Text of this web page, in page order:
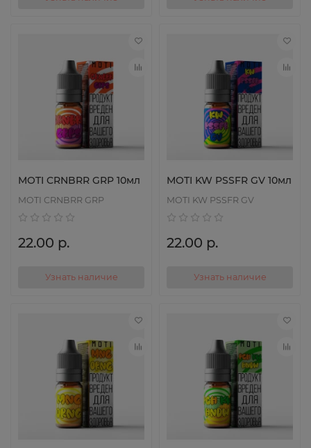
MOTI CRNBRR GRP 10мл
MOTI CRNBRR GRP
22.00 р.
Узнать наличие
MOTI KW PSSFR GV 10мл
MOTI KW PSSFR GV
22.00 р.
Узнать наличие